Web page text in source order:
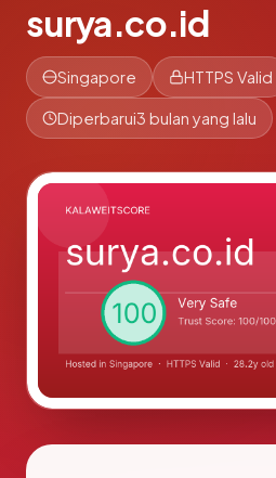
surya.co.id
Singapore HTTPS Valid
Diperbarui3 bulan yang lalu